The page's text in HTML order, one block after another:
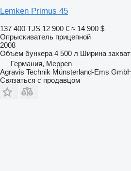
Lemken Primus 45
137 400 TJS 12 900 € ≈ 14 900 $
Опрыскиватель прицепной
2008
Объем бункера 4 500 л Ширина
Германия, Meppen
Agravis Technik Münsterland-Ems
Связаться с продавцом